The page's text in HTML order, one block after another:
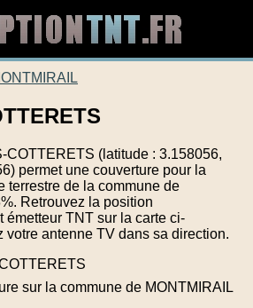
COTTERETS (latitude : 3.158056,
permet une couverture pour la
terrestre de la commune de
Retrouvez la position
émetteur TNT sur la carte ci-
votre antenne TV dans sa direction.
sur la commune de MONTMIRAIL